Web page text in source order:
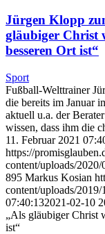
Jürgen Klopp
gläubiger Christ
besseren Ort ist“
Sport
Fußball-Welttrainer
die bereits im Januar
aktuell u.a. der
wissen, dass ihm die
11. Februar 2021
https://
content/uploads/
895 Markus Kosian
content/uploads/
07:40:132021-02-10
„Als gläubiger Christ
ist“